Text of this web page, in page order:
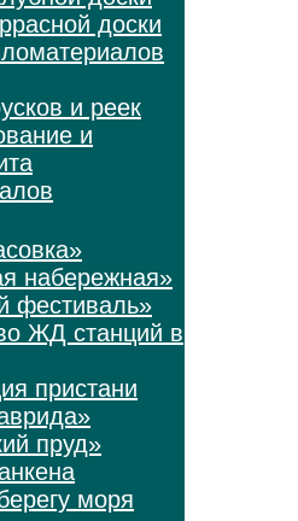
доски
и реек
и
набережная»
фестиваль»
ЖД станций в
пристани
пруд»
моря